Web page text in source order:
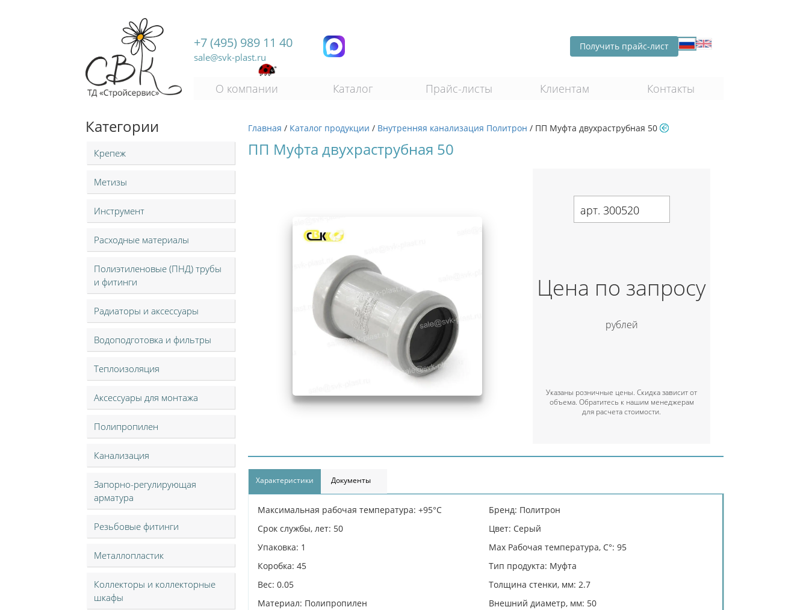
+7 (495) 989 11 40
sale@svk-plast.ru
Получить прайс-лист
О компании Каталог Прайс-листы Клиентам Контакты
Главная / Каталог продукции / Внутренняя канализация Политрон / ПП Муфта двухраструбная 50
Категории
Крепеж
Метизы
Инструмент
Расходные материалы
Полиэтиленовые (ПНД) трубы
и фитинги
Радиаторы и аксессуары
Водоподготовка и фильтры
Теплоизоляция
Аксессуары для монтажа
Полипропилен
Канализация
Запорно-регулирующая
арматура
Резьбовые фитинги
Металлопластик
Коллекторы и коллекторные
шкафы
ПП Муфта двухраструбная 50
арт. 300520
Цена по запросу
рублей
Указаны розничные цены. Скидка зависит от
объема. Обратитесь к нашим менеджерам
для расчета стоимости.
Характеристики Документы
Максимальная рабочая температура: +95°С
Срок службы, лет: 50
Упаковка: 1
Коробка: 45
Вес: 0.05
Материал: Полипропилен
Бренд: Политрон
Цвет: Серый
Max Рабочая температура, C°: 95
Тип продукта: Муфта
Толщина стенки, мм: 2.7
Внешний диаметр, мм: 50